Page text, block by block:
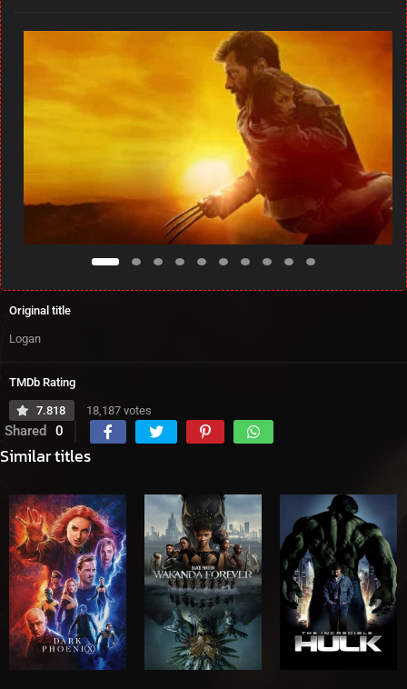
Original title
Logan
TMDb Rating
7.818 18,187 votes
Shared 0
Similar titles